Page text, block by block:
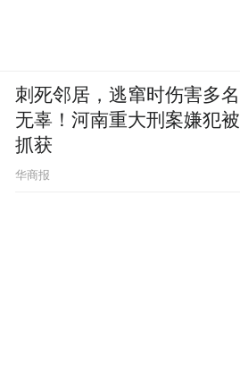
刺死邻居，逃窜时伤害多名
无辜！河南重大刑案嫌犯被
抓获
华商报